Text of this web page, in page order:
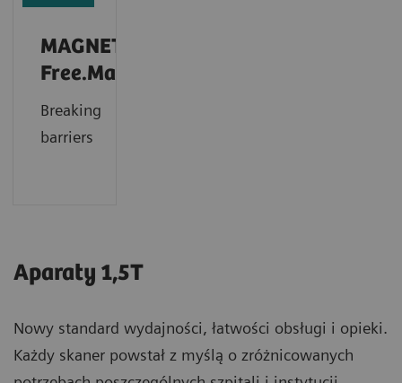
MAGNETOM
Free.Max
Breaking
barriers
Aparaty 1,5T
Nowy standard wydajności, łatwości obsługi i opieki.
Każdy skaner powstał z myślą o zróżnicowanych